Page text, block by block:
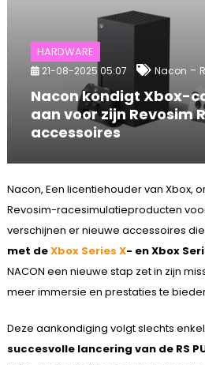
HARDWARE
21-08-2025 05:07 Nacon -
Nacon kondigt Xbox-
aan voor zijn Revosim
accessoires
Nacon, Een licentiehouder van Xbox,
Revosim-racesimulatieproducten
verschijnen er nieuwe accessoires die
met deXbox Series X- en Xbox
NACON een nieuwe stap zet in zijn
meer immersie en prestaties te
Deze aankondiging volgt slechts
succesvolle lancering van de RS